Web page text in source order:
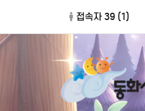
접속자 39 (1)